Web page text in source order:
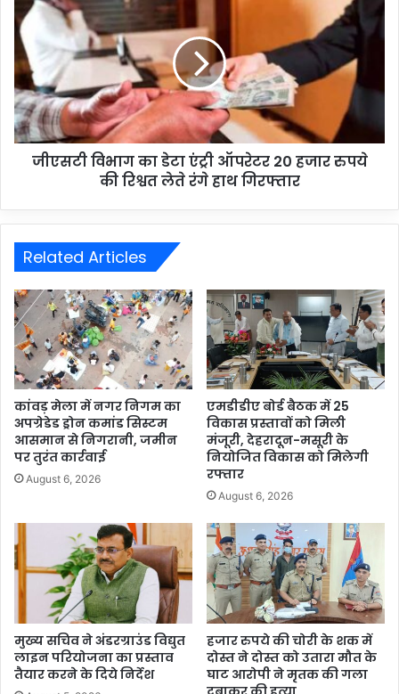
जीएसटी विभाग का डेटा एंट्री ऑपरेटर 20 हजार रुपये
की रिश्वत लेते रंगे हाथ गिरफ्तार
Related Articles
कांवड़ मेला में नगर निगम का
अपग्रेडेड ड्रोन कमांड सिस्टम
आसमान से निगरानी, जमीन
पर तुरंत कार्रवाई
August 6, 2026
एमडीडीए बोर्ड बैठक में 25
विकास प्रस्तावों को मिली
मंजूरी, देहरादून-मसूरी के
नियोजित विकास को मिलेगी
रफ्तार
August 6, 2026
मुख्य सचिव ने अंडरग्राउंड विद्युत
लाइन परियोजना का प्रस्ताव
तैयार करने के दिये निर्देश
हजार रुपये की चोरी के शक में
दोस्त ने दोस्त को उतारा मौत के
घाट आरोपी ने मृतक की गला